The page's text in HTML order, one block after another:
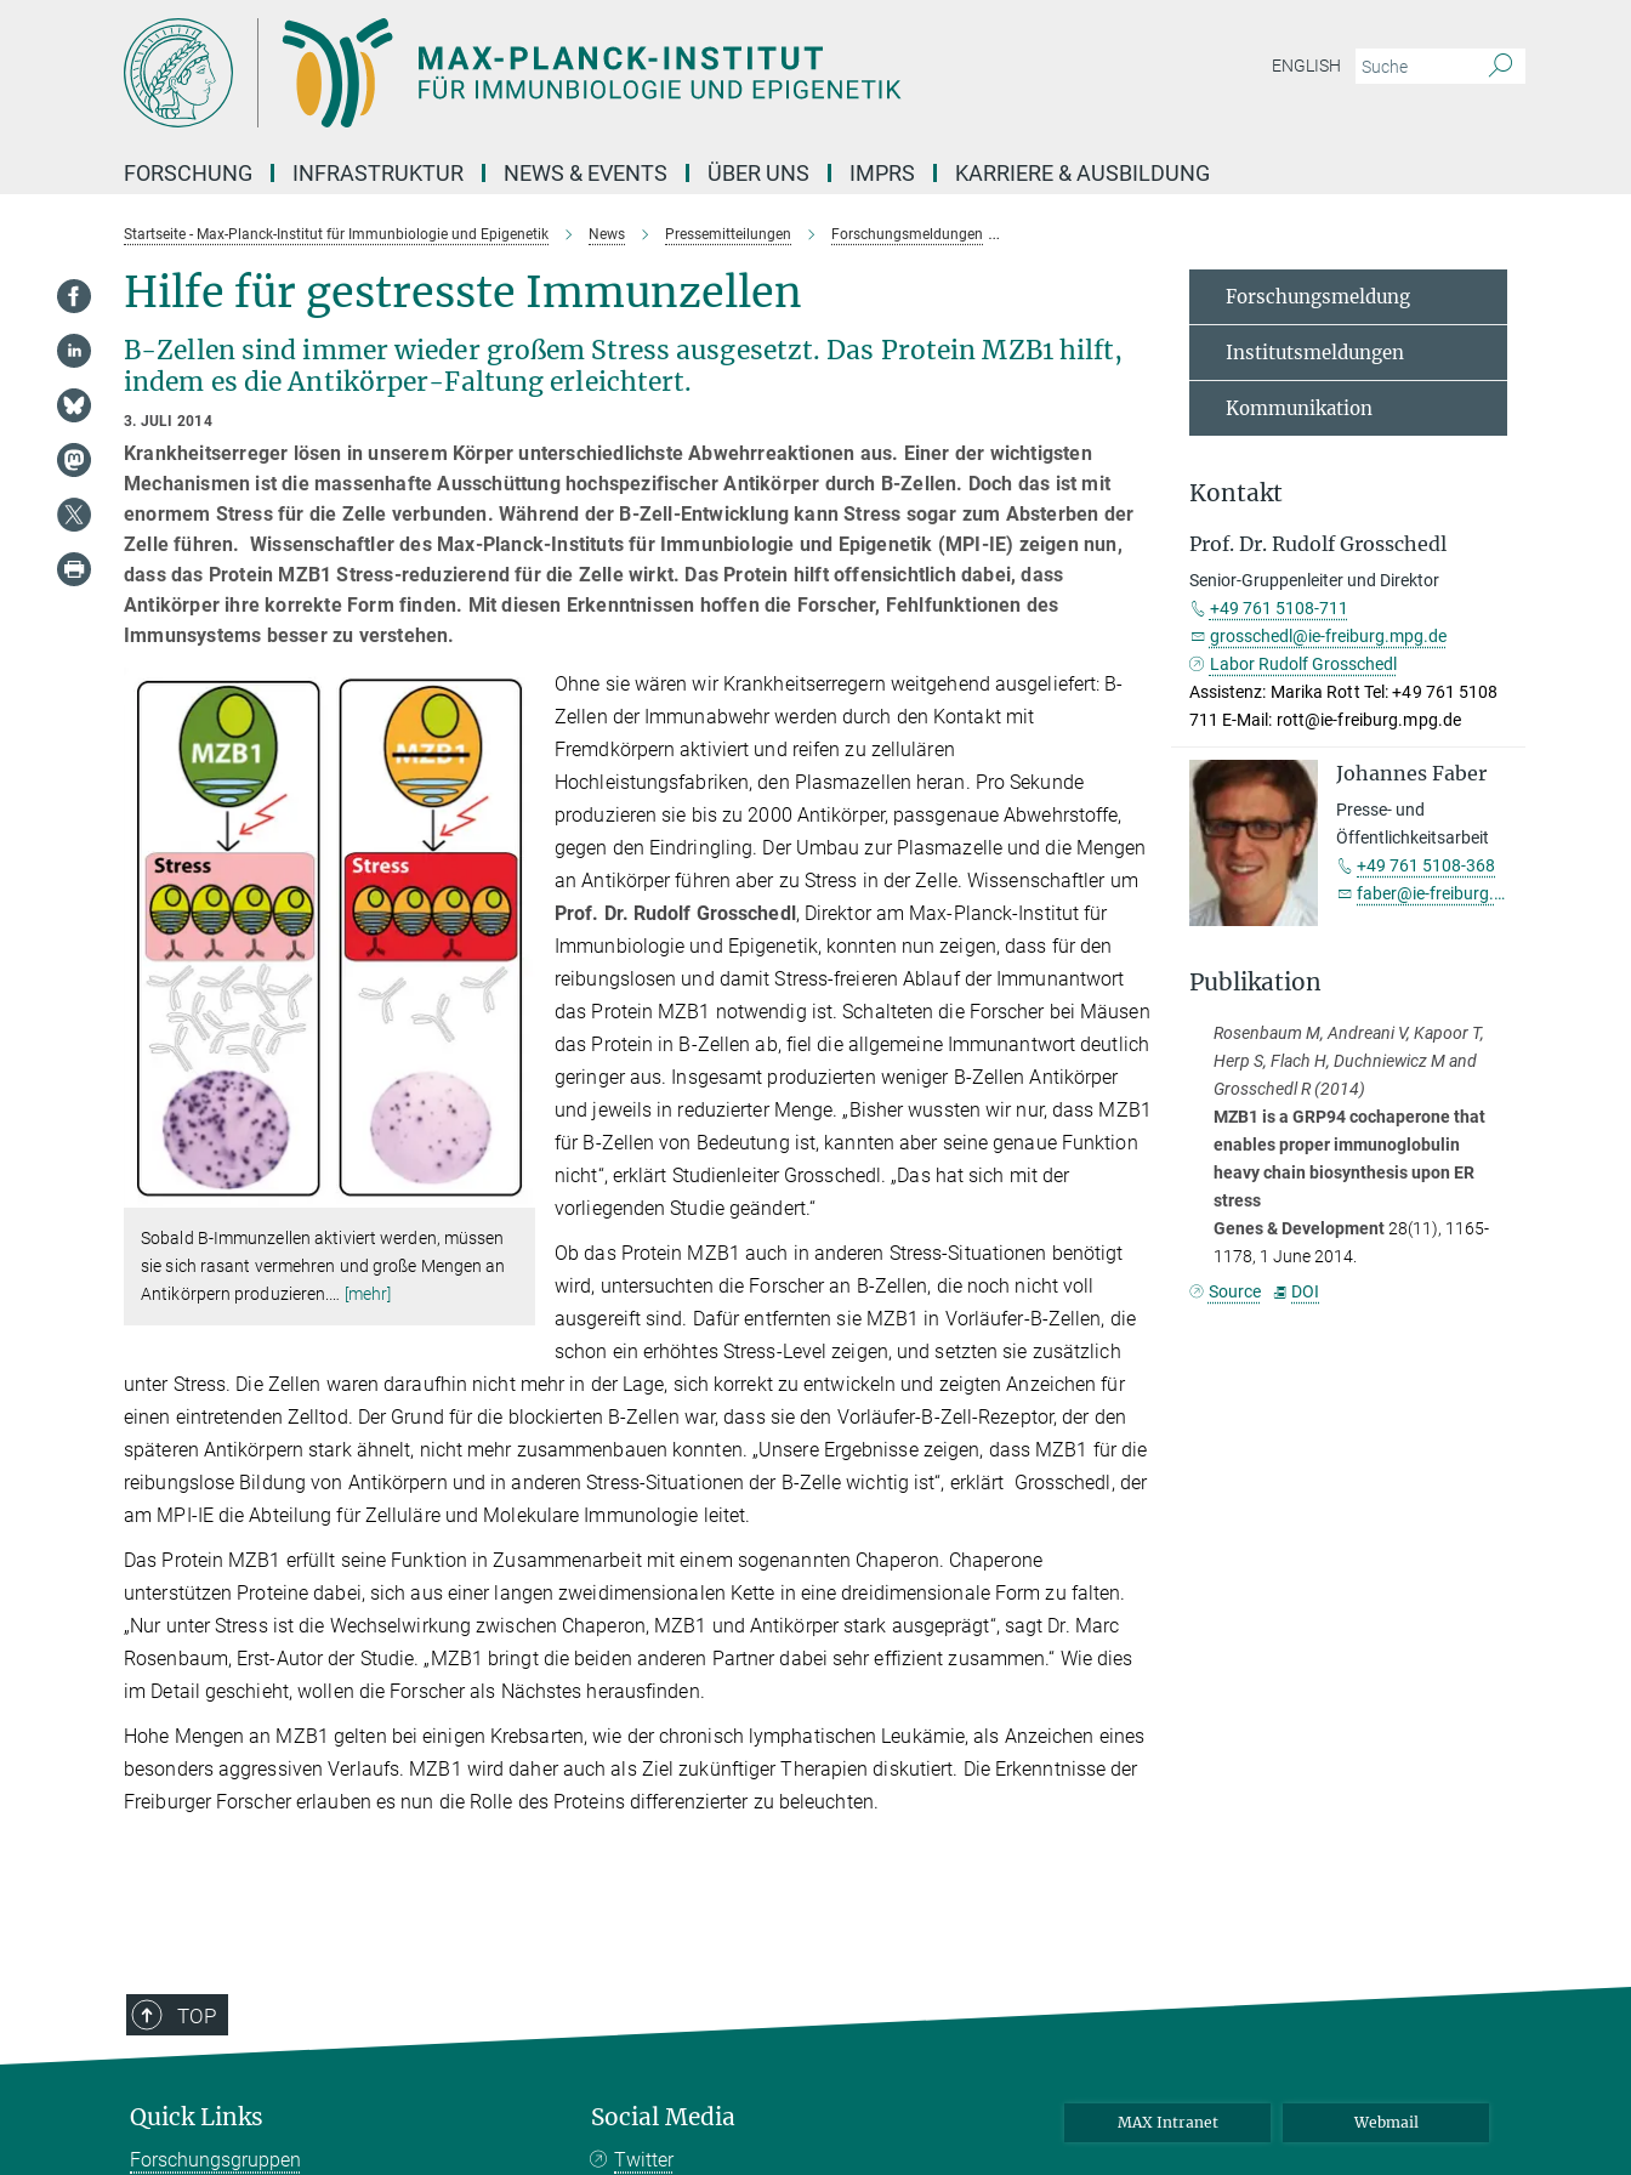
ENGLISH
FORSCHUNG INFRASTRUKTUR NEWS & EVENTS ÜBER UNS IMPRS KARRIERE & AUSBILDUNG
Startseite - Max-Planck-Institut für Immunbiologie und Epigenetik News Pressemitteilungen Forschungsmeldungen
Hilfe für gestresste Immunzellen
B-Zellen sind immer wieder großem Stress ausgesetzt. Das Protein MZB1 hilft,
indem es die Antikörper-Faltung erleichtert.
3. JULI 2014
Krankheitserreger lösen in unserem Körper unterschiedlichste Abwehrreaktionen aus. Einer der wichtigsten
Mechanismen ist die massenhafte Ausschüttung hochspezifischer Antikörper durch B-Zellen. Doch das ist mit
enormem Stress für die Zelle verbunden. Während der B-Zell-Entwicklung kann Stress sogar zum Absterben der
Zelle führen. Wissenschaftler des Max-Planck-Instituts für Immunbiologie und Epigenetik (MPI-IE) zeigen nun,
dass das Protein MZB1 Stress-reduzierend für die Zelle wirkt. Das Protein hilft offensichtlich dabei, dass
Antikörper ihre korrekte Form finden. Mit diesen Erkenntnissen hoffen die Forscher, Fehlfunktionen des
Immunsystems besser zu verstehen.
Sobald B-Immunzellen aktiviert werden, müssen
sie sich rasant vermehren und große Mengen an
Antikörpern produzieren.
[mehr]
Ohne sie wären wir Krankheitserregern weitgehend ausgeliefert: B-
Zellen der Immunabwehr werden durch den Kontakt mit
Fremdkörpern aktiviert und reifen zu zellulären
Hochleistungsfabriken, den Plasmazellen heran. Pro Sekunde
produzieren sie bis zu 2000 Antikörper, passgenaue Abwehrstoffe,
gegen den Eindringling. Der Umbau zur Plasmazelle und die Mengen
an Antikörper führen aber zu Stress in der Zelle. Wissenschaftler um
Prof. Dr. Rudolf Grosschedl, Direktor am Max-Planck-Institut für
Immunbiologie und Epigenetik, konnten nun zeigen, dass für den
reibungslosen und damit Stress-freieren Ablauf der Immunantwort
das Protein MZB1 notwendig ist. Schalteten die Forscher bei Mäusen
das Protein in B-Zellen ab, fiel die allgemeine Immunantwort deutlich
geringer aus. Insgesamt produzierten weniger B-Zellen Antikörper
und jeweils in reduzierter Menge. „Bisher wussten wir nur, dass MZB1
für B-Zellen von Bedeutung ist, kannten aber seine genaue Funktion
nicht“, erklärt Studienleiter Grosschedl. „Das hat sich mit der
vorliegenden Studie geändert.“
Ob das Protein MZB1 auch in anderen Stress-Situationen benötigt
wird, untersuchten die Forscher an B-Zellen, die noch nicht voll
ausgereift sind. Dafür entfernten sie MZB1 in Vorläufer-B-Zellen, die
schon ein erhöhtes Stress-Level zeigen, und setzten sie zusätzlich
unter Stress. Die Zellen waren daraufhin nicht mehr in der Lage, sich korrekt zu entwickeln und zeigten Anzeichen für
einen eintretenden Zelltod. Der Grund für die blockierten B-Zellen war, dass sie den Vorläufer-B-Zell-Rezeptor, der den
späteren Antikörpern stark ähnelt, nicht mehr zusammenbauen konnten. „Unsere Ergebnisse zeigen, dass MZB1 für die
reibungslose Bildung von Antikörpern und in anderen Stress-Situationen der B-Zelle wichtig ist“, erklärt Grosschedl, der
am MPI-IE die Abteilung für Zelluläre und Molekulare Immunologie leitet.
Das Protein MZB1 erfüllt seine Funktion in Zusammenarbeit mit einem sogenannten Chaperon. Chaperone
unterstützen Proteine dabei, sich aus einer langen zweidimensionalen Kette in eine dreidimensionale Form zu falten.
„Nur unter Stress ist die Wechselwirkung zwischen Chaperon, MZB1 und Antikörper stark ausgeprägt“, sagt Dr. Marc
Rosenbaum, Erst-Autor der Studie. „MZB1 bringt die beiden anderen Partner dabei sehr effizient zusammen.“ Wie dies
im Detail geschieht, wollen die Forscher als Nächstes herausfinden.
Hohe Mengen an MZB1 gelten bei einigen Krebsarten, wie der chronisch lymphatischen Leukämie, als Anzeichen eines
besonders aggressiven Verlaufs. MZB1 wird daher auch als Ziel zukünftiger Therapien diskutiert. Die Erkenntnisse der
Freiburger Forscher erlauben es nun die Rolle des Proteins differenzierter zu beleuchten.
Forschungsmeldung
Institutsmeldungen
Kommunikation
Kontakt
Prof. Dr. Rudolf Grosschedl
Senior-Gruppenleiter und Direktor
+49 761 5108-711
grosschedl@ie-freiburg.mpg.de
Labor Rudolf Grosschedl
Assistenz: Marika Rott Tel: +49 761 5108
711 E-Mail: rott@ie-freiburg.mpg.de
Johannes Faber
Presse- und
Öffentlichkeitsarbeit
+49 761 5108-368
faber@ie-freiburg.mpg.de
Publikation
Rosenbaum M, Andreani V, Kapoor T,
Herp S, Flach H, Duchniewicz M and
Grosschedl R (2014)
MZB1 is a GRP94 cochaperone that
enables proper immunoglobulin
heavy chain biosynthesis upon ER
stress
Genes & Development28(11), 1165-
1178, 1 June2014.
Source
DOI
TOP
Quick Links
Forschungsgruppen
Social Media
Twitter
MAX Intranet Webmail